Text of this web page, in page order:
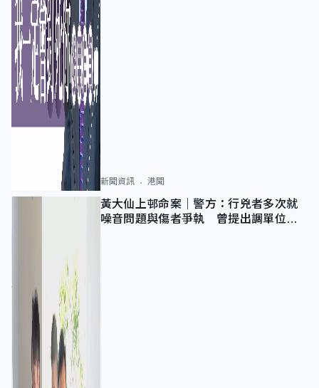
新聞資訊 港聞
黃大仙上邨命案｜警方：行兇者多次就
噪音問題與傷者爭執 曾提出調單位已